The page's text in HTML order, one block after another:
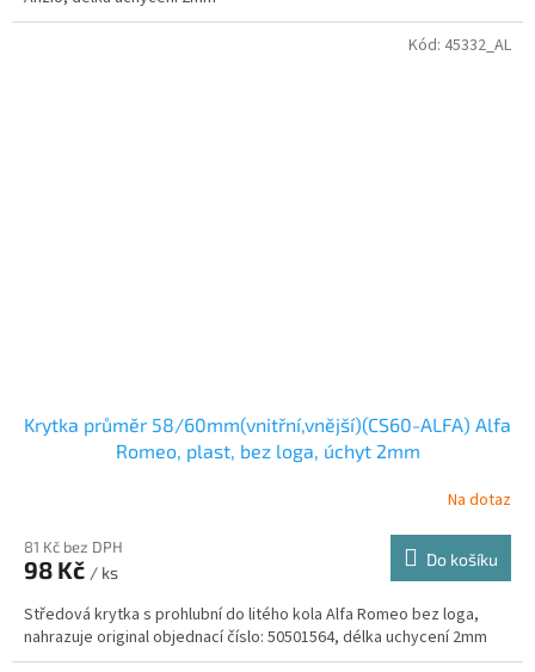
Krytka průměr 58/60mm(vnitřní,vnější)(CS60-ALFA) Alfa
Romeo, plast, bez loga, úchyt 2mm
Na dotaz
81 Kč bez DPH
98 Kč / ks
Do košíku
Středová krytka s prohlubní do litého kola Alfa Romeo bez loga,
nahrazuje original objednací číslo: 50501564, délka uchycení 2mm
Kód: 45332_AL